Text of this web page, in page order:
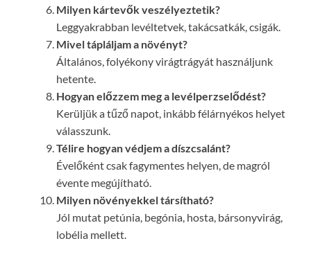
Milyen kártevők veszélyeztetik?
Leggyakrabban levéltetvek, takácsatkák, csigák.
Mivel tápláljam a növényt?
Általános, folyékony virágtrágyát használjunk
hetente.
Hogyan előzzem meg a levélperzselődést?
Kerüljük a tűző napot, inkább félárnyékos helyet
válasszunk.
Télire hogyan védjem a díszcsalánt?
Évelőként csak fagymentes helyen, de magról
évente megújítható.
Milyen növényekkel társítható?
Jól mutat petúnia, begónia, hosta, bársonyvirág,
lobélia mellett.